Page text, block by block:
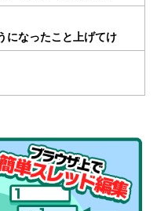
になったこと上げてけ